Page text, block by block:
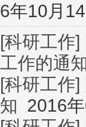
6年10月
[科研工作]
工作的通
[科研工作]
知 2016